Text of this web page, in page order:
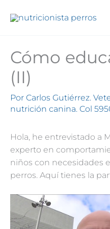
Cómo
(II)
Por Carlos Gutiérrez.
nutrición canina. Col
Hola, he entrevistado a
experto en
niños con necesidades
perros. Aquí tienes la